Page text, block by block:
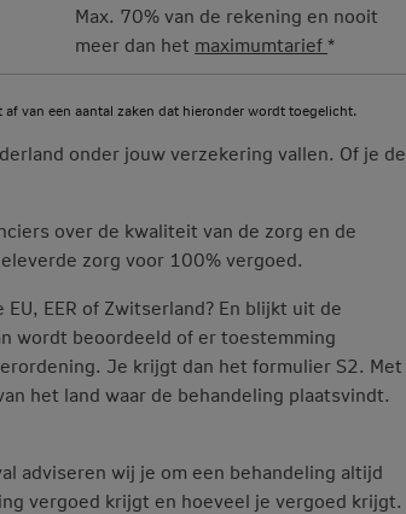
Max. 70% van de rekening en nooit
meer dan het maximumtarief*
van een aantal zaken dat hieronder wordt toegelicht.
onder jouw verzekering vallen. Of je de
over de kwaliteit van de zorg en de
zorg voor 100% vergoed.
EER of Zwitserland? En blijkt uit de
wordt beoordeeld of er toestemming
Je krijgt dan het formulier S2. Met
het land waar de behandeling plaatsvindt.
adviseren wij je om een behandeling altijd
vergoed krijgt en hoeveel je vergoed krijgt.